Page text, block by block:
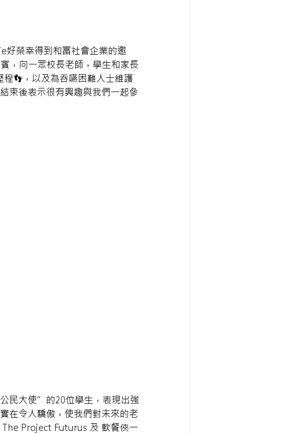
好榮幸得到和富社會企業的邀
，向一眾校長老師，學生和家長
👣，以及為吞嚥困難人士維護
束後表示很有興趣與我們一起參
民大使”的20位學生，表現出強
在令人驕傲，使我們對未來的老
Project Futurus 及 軟餐俠一